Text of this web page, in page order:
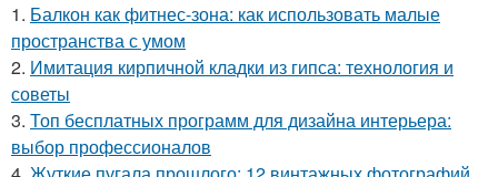
1. Балкон как фитнес-зона: как использовать малые
пространства с умом
2. Имитация кирпичной кладки из гипса: технология и
советы
3. Топ бесплатных программ для дизайна интерьера:
выбор профессионалов